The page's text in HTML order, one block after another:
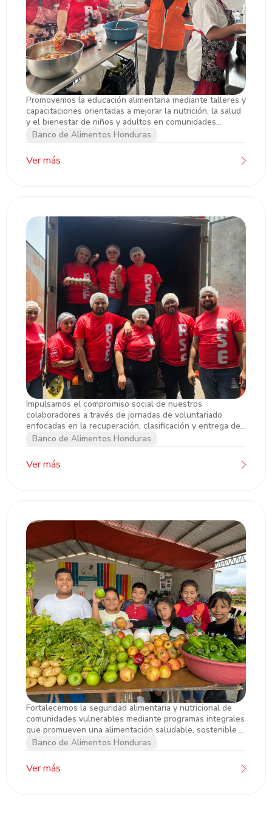
Taller “Alimentando mis Defensas”
Promovemos la educación alimentaria mediante talleres y
capacitaciones orientadas a mejorar la nutrición, la salud
y el bienestar de niños y adultos en comunidades
atendidas.
Banco de Alimentos Honduras
Ver más
Jornada de Voluntariado Corporativo
“Rescatando Kilos de Amor” y “Kilómetros
de Nutrición”
Impulsamos el compromiso social de nuestros
colaboradores a través de jornadas de voluntariado
enfocadas en la recuperación, clasificación y entrega de
alimentos para poblaciones en situación vulnerable.
Banco de Alimentos Honduras
Ver más
Programa “Nutriendo Corazones”
Fortalecemos la seguridad alimentaria y nutricional de
comunidades vulnerables mediante programas integrales
que promueven una alimentación saludable, sostenible y
accesible, generando un impacto positivo y duradero.
Banco de Alimentos Honduras
Ver más